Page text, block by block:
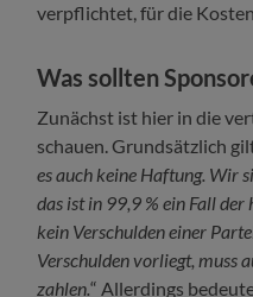
verpflichtet, für die
Was sollten
Zunächst ist hier in die
schauen. Grundsätzlich
es auch keine Haftung. Wir
das ist in 99,9 % ein Fall
kein Verschulden einer
Verschulden vorliegt, muss
zahlen.“ Allerdings